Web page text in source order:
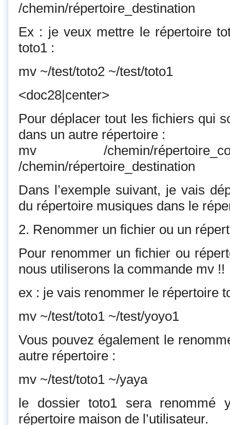
/chemin/répertoire_destination
Ex : je veux mettre le répertoire
toto1 :
mv ~/test/toto2 ~/test/toto1
<doc28|center>
Pour déplacer tout les fichiers qui
dans un autre répertoire :
mv /chemin/
/chemin/répertoire_destination
Dans l’exemple suivant, je vais
du répertoire musiques dans le
2. Renommer un fichier ou un
Pour renommer un fichier ou
nous utiliserons la commande mv !!
ex : je vais renommer le répertoire
mv ~/test/toto1 ~/test/yoyo1
Vous pouvez également le
autre répertoire :
mv ~/test/toto1 ~/yaya
le dossier toto1 sera renommé
répertoire maison de l’utilisateur.